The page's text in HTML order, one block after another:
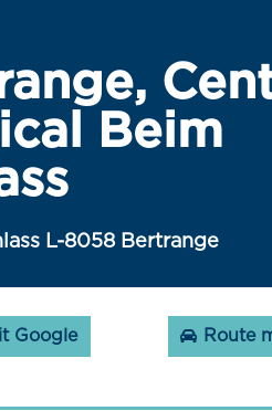
Beim
L-8058 Bertrange
Google Route